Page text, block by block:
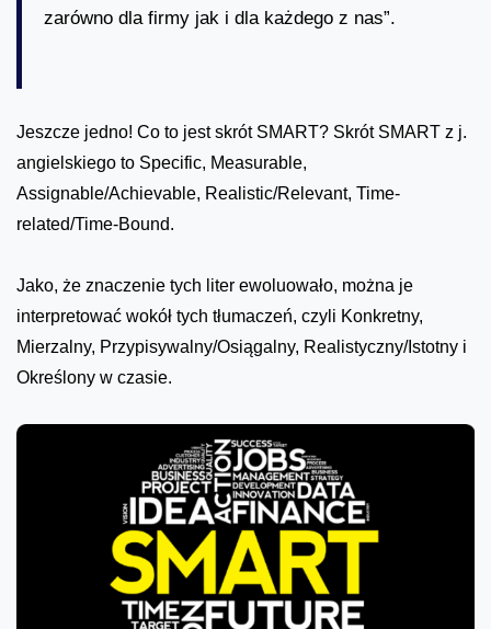
zarówno dla firmy jak i dla każdego z nas”.
Jeszcze jedno! Co to jest skrót SMART? Skrót SMART z j.
angielskiego to Specific, Measurable,
Assignable/Achievable, Realistic/Relevant, Time-
related/Time-Bound.
Jako, że znaczenie tych liter ewoluowało, można je
interpretować wokół tych tłumaczeń, czyli Konkretny,
Mierzalny, Przypisywalny/Osiągalny, Realistyczny/Istotny i
Określony w czasie.